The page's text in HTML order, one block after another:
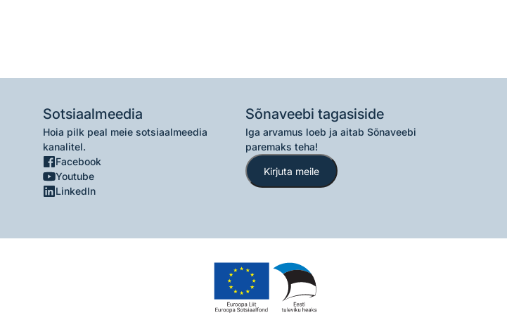
Sotsiaalmeedia
Hoia pilk peal meie sotsiaalmeedia
kanalitel.
Facebook
Youtube
LinkedIn
Sõnaveebi tagasiside
Iga arvamus loeb ja aitab Sõnaveebi
paremaks teha!
Kirjuta meile